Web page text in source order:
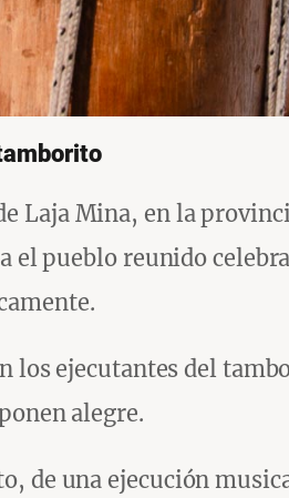
Laja Mina, en la
pueblo reunido
los ejecutantes del
alegre.
de una ejecución